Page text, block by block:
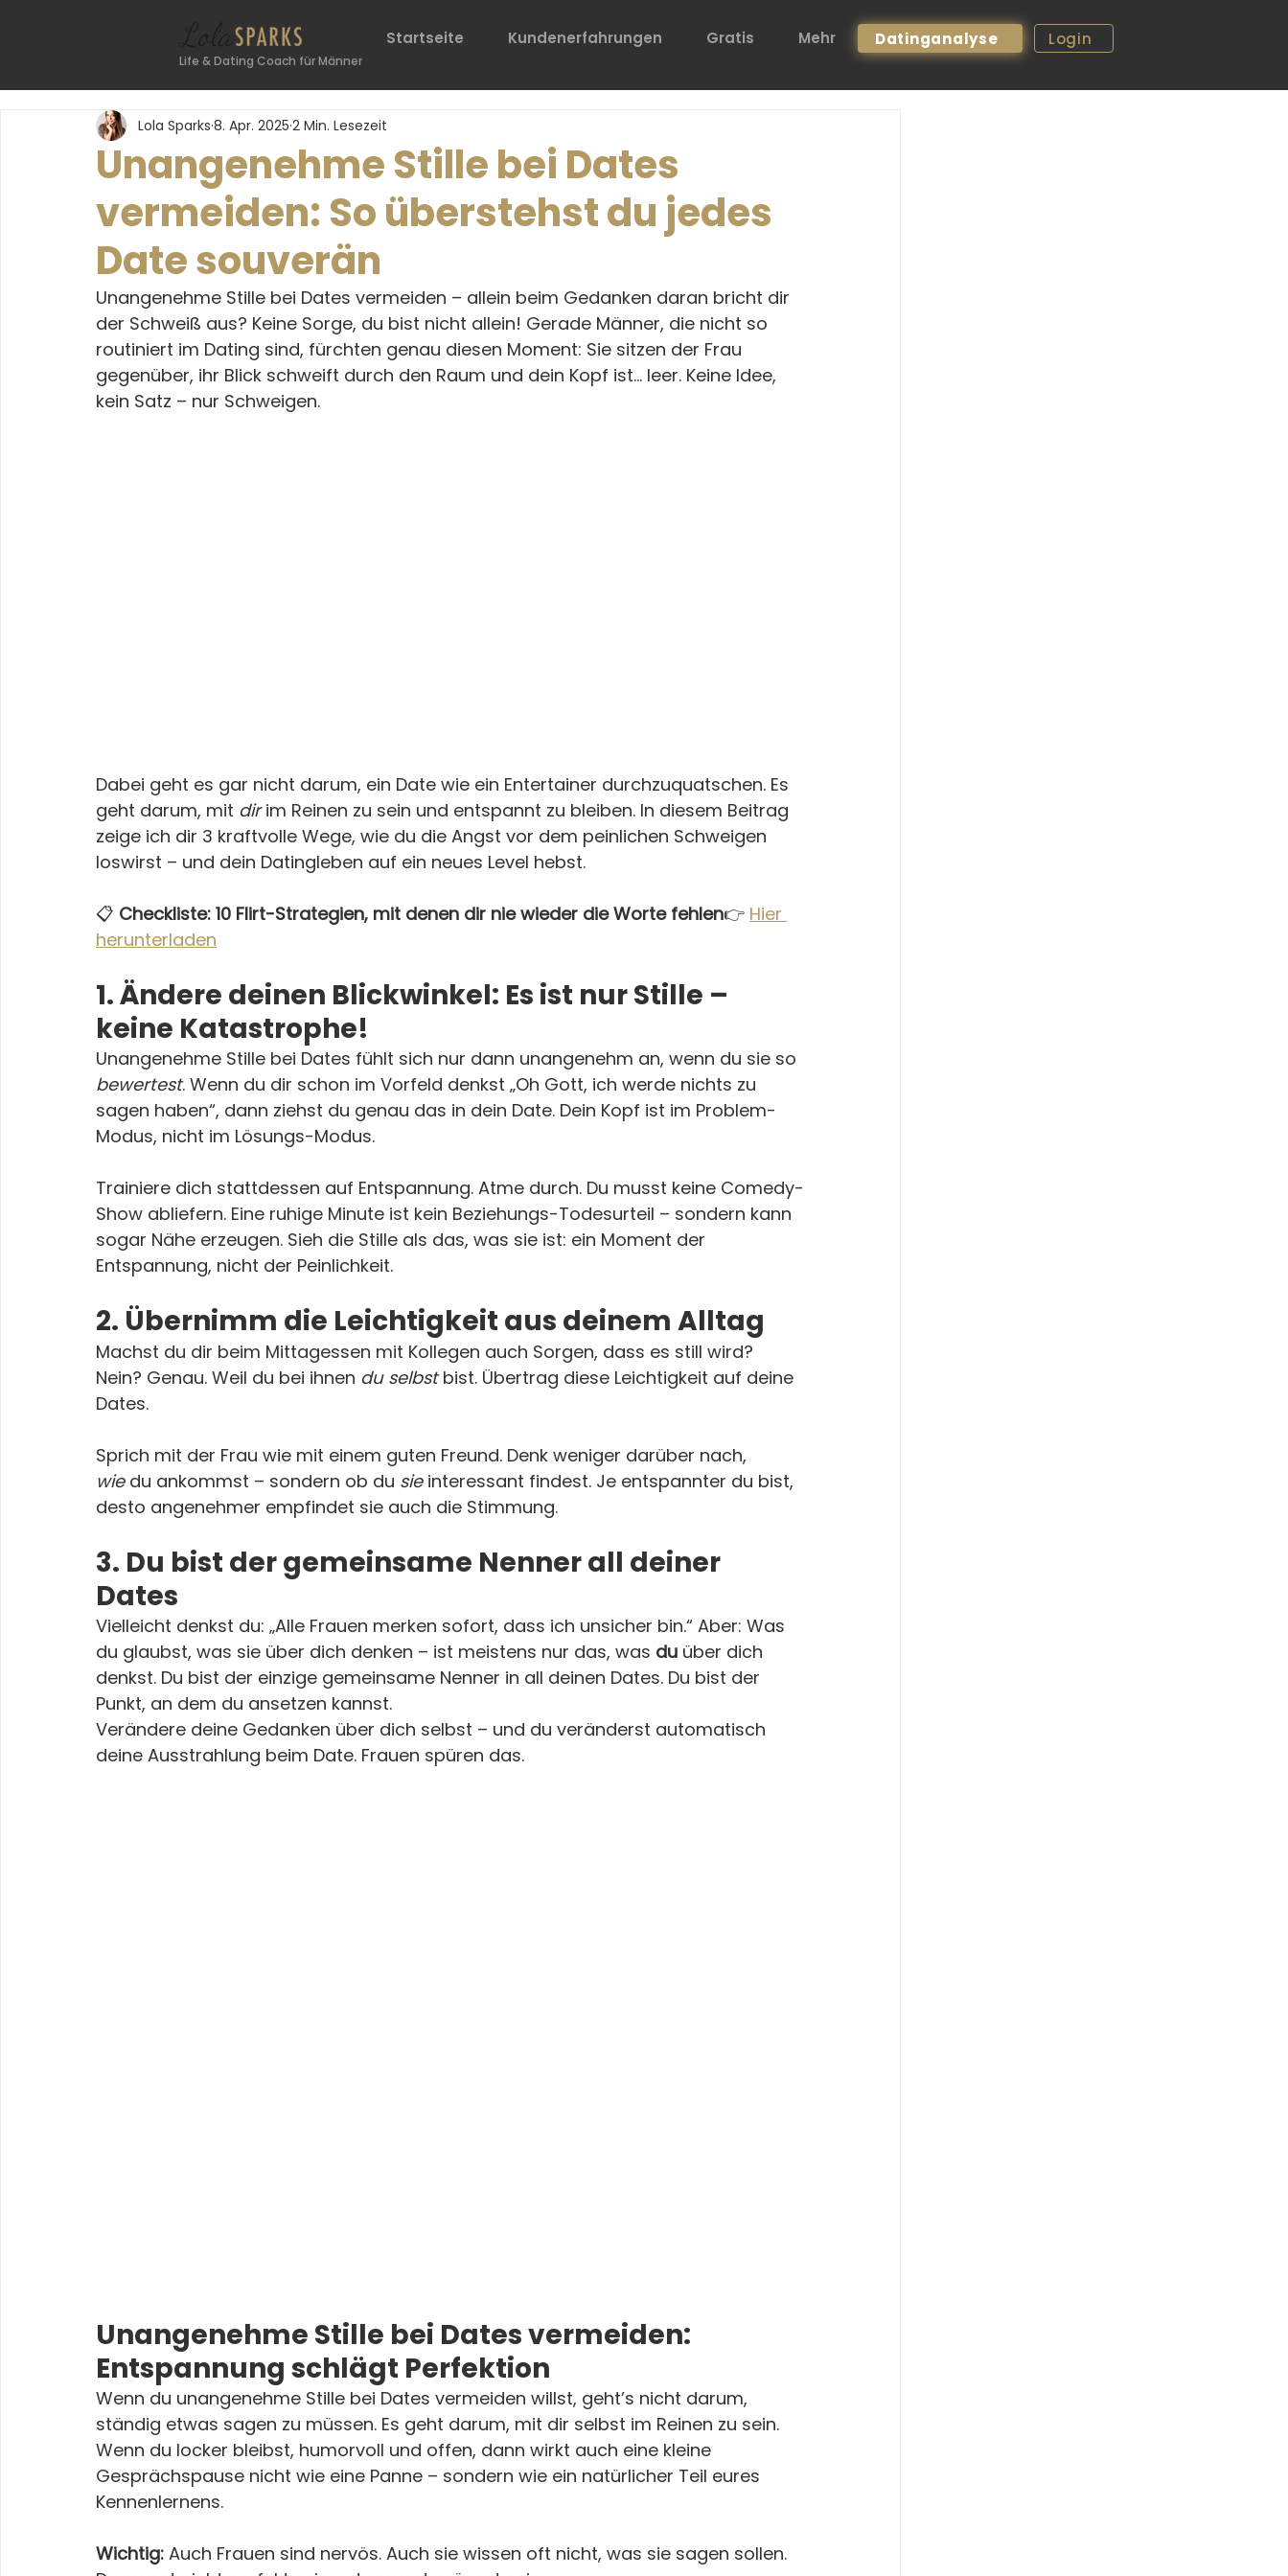
Life & Dating Coach für Männer
Startseite Kundenerfahrungen Gratis Mehr Datinganalyse Login
Unangenehme Stille bei Dates
vermeiden: So überstehst du jedes
Date souverän
Lola Sparks 8. Apr. 2025 2 Min. Lesezeit
Unangenehme Stille bei Dates vermeiden – allein beim Gedanken daran bricht dir
der Schweiß aus? Keine Sorge, du bist nicht allein! Gerade Männer, die nicht so
routiniert im Dating sind, fürchten genau diesen Moment: Sie sitzen der Frau
gegenüber, ihr Blick schweift durch den Raum und dein Kopf ist... leer. Keine Idee,
kein Satz – nur Schweigen.
Dabei geht es gar nicht darum, ein Date wie ein Entertainer durchzuquatschen. Es
geht darum, mit dir im Reinen zu sein und entspannt zu bleiben. In diesem Beitrag
zeige ich dir 3 kraftvolle Wege, wie du die Angst vor dem peinlichen Schweigen
loswirst – und dein Datingleben auf ein neues Level hebst.
📋 Checkliste: 10 Flirt-Strategien, mit denen dir nie wieder die Worte fehlen👉 Hier
herunterladen
1. Ändere deinen Blickwinkel: Es ist nur Stille –
keine Katastrophe!
Unangenehme Stille bei Dates fühlt sich nur dann unangenehm an, wenn du sie so
bewertest. Wenn du dir schon im Vorfeld denkst „Oh Gott, ich werde nichts zu
sagen haben“, dann ziehst du genau das in dein Date. Dein Kopf ist im Problem-
Modus, nicht im Lösungs-Modus.
Trainiere dich stattdessen auf Entspannung. Atme durch. Du musst keine Comedy-
Show abliefern. Eine ruhige Minute ist kein Beziehungs-Todesurteil – sondern kann
sogar Nähe erzeugen. Sieh die Stille als das, was sie ist: ein Moment der
Entspannung, nicht der Peinlichkeit.
2. Übernimm die Leichtigkeit aus deinem Alltag
Machst du dir beim Mittagessen mit Kollegen auch Sorgen, dass es still wird?
Nein? Genau. Weil du bei ihnen du selbst bist. Übertrag diese Leichtigkeit auf deine
Dates.
Sprich mit der Frau wie mit einem guten Freund. Denk weniger darüber nach,
wie du ankommst – sondern ob du sie interessant findest. Je entspannter du bist,
desto angenehmer empfindet sie auch die Stimmung.
3. Du bist der gemeinsame Nenner all deiner
Dates
Vielleicht denkst du: „Alle Frauen merken sofort, dass ich unsicher bin.“ Aber: Was
du glaubst, was sie über dich denken – ist meistens nur das, was du über dich
denkst. Du bist der einzige gemeinsame Nenner in all deinen Dates. Du bist der
Punkt, an dem du ansetzen kannst.
Verändere deine Gedanken über dich selbst – und du veränderst automatisch
deine Ausstrahlung beim Date. Frauen spüren das.
Unangenehme Stille bei Dates vermeiden:
Entspannung schlägt Perfektion
Wenn du unangenehme Stille bei Dates vermeiden willst, geht’s nicht darum,
ständig etwas sagen zu müssen. Es geht darum, mit dir selbst im Reinen zu sein.
Wenn du locker bleibst, humorvoll und offen, dann wirkt auch eine kleine
Gesprächspause nicht wie eine Panne – sondern wie ein natürlicher Teil eures
Kennenlernens.
Wichtig: Auch Frauen sind nervös. Auch sie wissen oft nicht, was sie sagen sollen.